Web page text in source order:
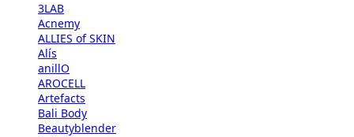
3LAB
Acnemy
ALLIES of SKIN
Alís
anillO
AROCELL
Artefacts
Bali Body
Beautyblender